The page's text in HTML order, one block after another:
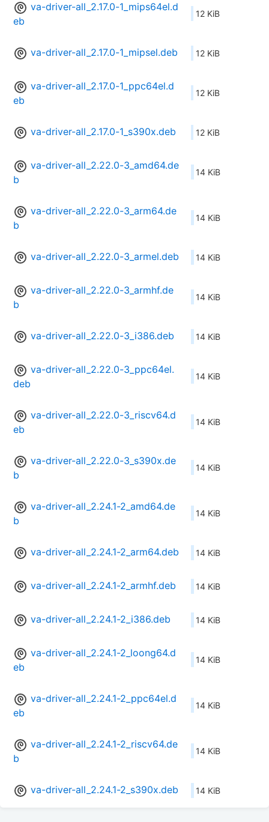
va-driver-all_2.17.0-1_mips64el.d
eb
12 KiB
va-driver-all_2.17.0-1_mipsel.deb 12 KiB
va-driver-all_2.17.0-1_ppc64el.d
eb
12 KiB
va-driver-all_2.17.0-1_s390x.deb 12 KiB
va-driver-all_2.22.0-3_amd64.de
b
14 KiB
va-driver-all_2.22.0-3_arm64.de
b
14 KiB
va-driver-all_2.22.0-3_armel.deb 14 KiB
va-driver-all_2.22.0-3_armhf.de
b
14 KiB
va-driver-all_2.22.0-3_i386.deb 14 KiB
va-driver-all_2.22.0-3_ppc64el.
deb
14 KiB
va-driver-all_2.22.0-3_riscv64.d
eb
14 KiB
va-driver-all_2.22.0-3_s390x.de
b
14 KiB
va-driver-all_2.24.1-2_amd64.de
b
14 KiB
va-driver-all_2.24.1-2_arm64.deb 14 KiB
va-driver-all_2.24.1-2_armhf.deb 14 KiB
va-driver-all_2.24.1-2_i386.deb 14 KiB
va-driver-all_2.24.1-2_loong64.d
eb
14 KiB
va-driver-all_2.24.1-2_ppc64el.d
eb
14 KiB
va-driver-all_2.24.1-2_riscv64.de
b
14 KiB
va-driver-all_2.24.1-2_s390x.deb 14 KiB